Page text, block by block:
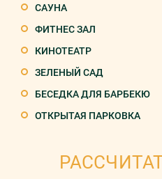
САУНА
ФИТНЕС ЗАЛ
КИНОТЕАТР
ЗЕЛЕНЫЙ САД
БЕСЕДКА ДЛЯ БАРБЕКЮ
ОТКРЫТАЯ ПАРКОВКА